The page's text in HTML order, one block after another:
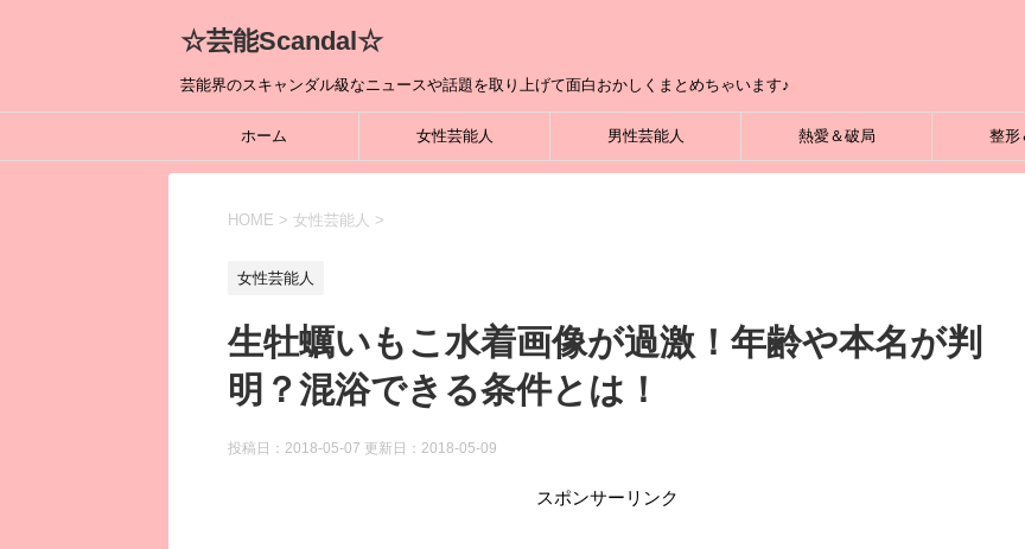
☆芸能Scandal☆
芸能界のスキャンダル級なニュースや話題を取り上げて面白おかしくまとめちゃいます♪
ホーム 女性芸能人 男性芸能人 熱愛＆破局 整形
HOME > 女性芸能人 >
女性芸能人
生牡蠣いもこ水着画像が過激！年齢や本名が判
明？混浴できる条件とは！
投稿日：2018-05-07 更新日： 2018-05-09
スポンサーリンク